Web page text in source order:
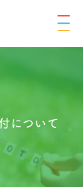
について